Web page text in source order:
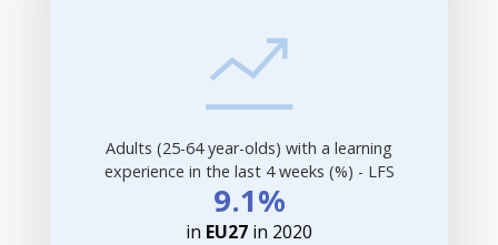
Adults (25-64 year-olds) with a learning
experience in the last 4 weeks (%) - LFS
9.1%
in EU27 in 2020